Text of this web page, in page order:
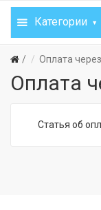
Категории
Оплата
Оплата
Статья об